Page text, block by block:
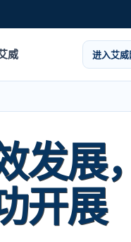
威 进入艾
发展
开展